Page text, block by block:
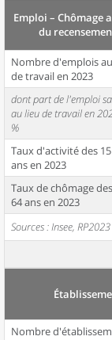
Emploi – Chômage
du
Nombre d'emplois
de travail en 2023
dont part de l'emploi
au lieu de travail en
%
Taux d'activité des
ans en 2023
Taux de chômage
64 ans en 2023
Sources : Insee,
Nombre